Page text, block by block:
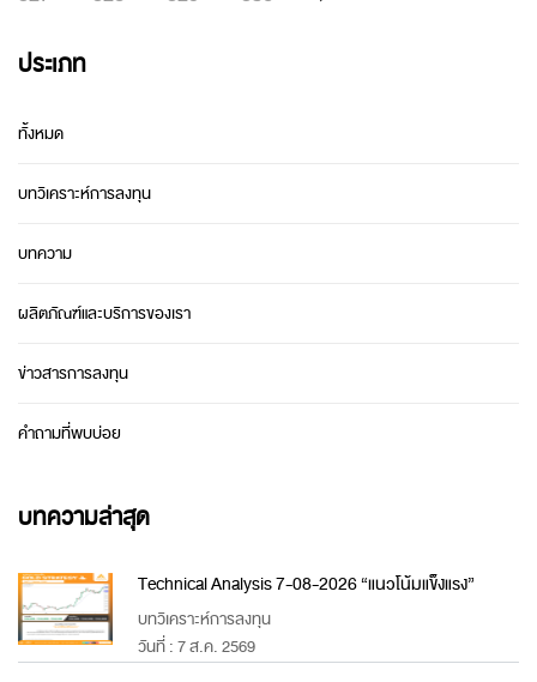
ประเภท
ทั้งหมด
บทวิเคราะห์การลงทุน
บทความ
ผลิตภัณฑ์และบริการของเรา
ข่าวสารการลงทุน
คำถามที่พบบ่อย
บทความล่าสุด
Technical Analysis 7-08-2026 “แนวโน้มแข็งแรง”
บทวิเคราะห์การลงทุน
วันที่ : 7 ส.ค. 2569